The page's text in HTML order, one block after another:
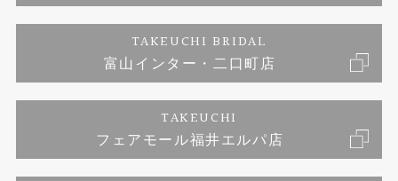
TAKEUCHI BRIDAL
富山インター・二口町店
TAKEUCHI
フェアモール福井エルパ店